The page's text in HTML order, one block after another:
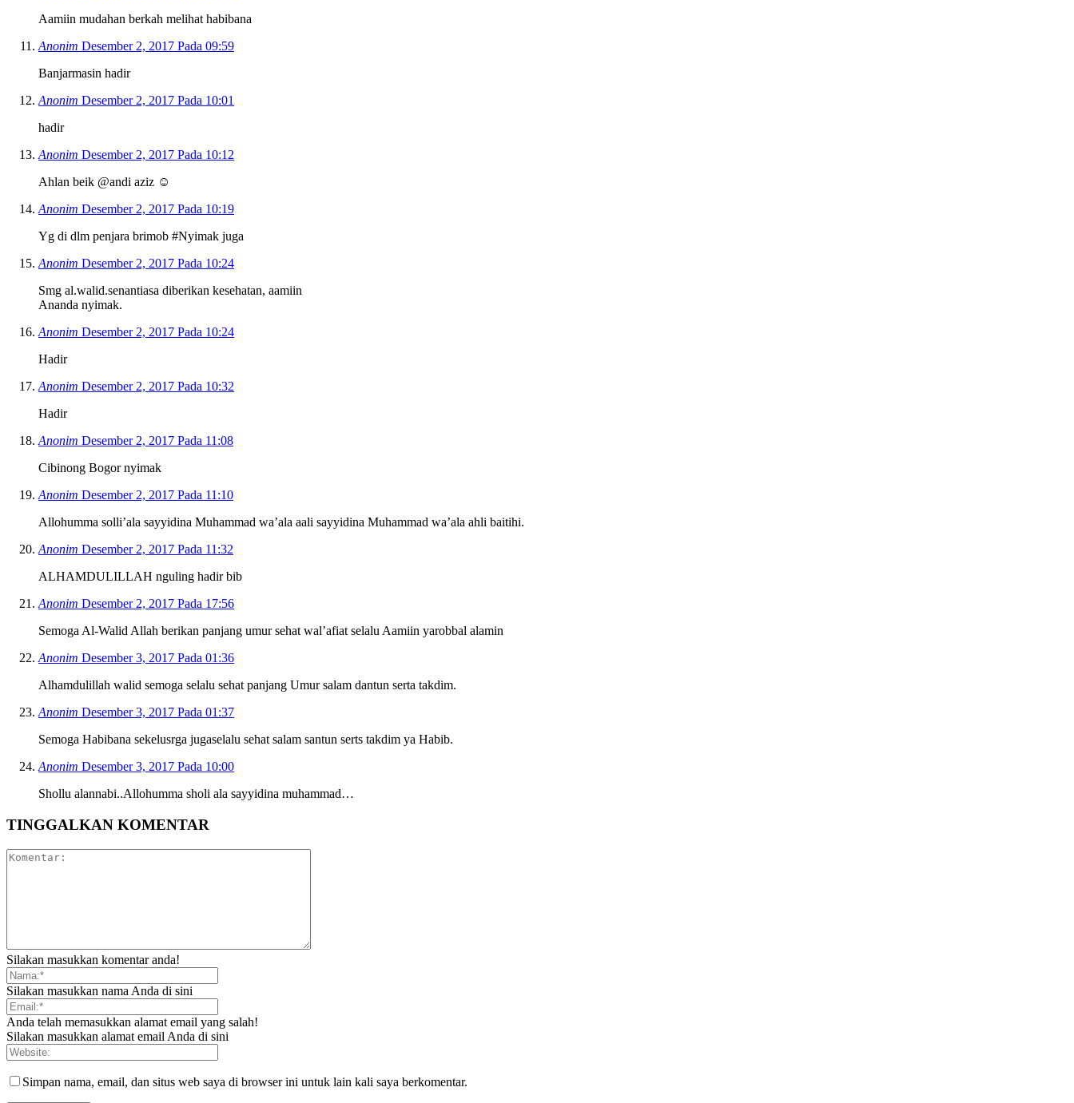
Aamiin mudahan berkah melihat habibana
Anonim Desember 2, 2017 Pada 09:59
Banjarmasin hadir
Anonim Desember 2, 2017 Pada 10:01
hadir
Anonim Desember 2, 2017 Pada 10:12
Ahlan beik @andi aziz ☺
Anonim Desember 2, 2017 Pada 10:19
Yg di dlm penjara brimob #Nyimak juga
Anonim Desember 2, 2017 Pada 10:24
Smg al.walid.senantiasa diberikan kesehatan, aamiin
Ananda nyimak.
Anonim Desember 2, 2017 Pada 10:24
Hadir
Anonim Desember 2, 2017 Pada 10:32
Hadir
Anonim Desember 2, 2017 Pada 11:08
Cibinong Bogor nyimak
Anonim Desember 2, 2017 Pada 11:10
Allohumma solli’ala sayyidina Muhammad wa’ala aali sayyidina Muhammad wa’ala ahli baitihi.
Anonim Desember 2, 2017 Pada 11:32
ALHAMDULILLAH nguling hadir bib
Anonim Desember 2, 2017 Pada 17:56
Semoga Al-Walid Allah berikan panjang umur sehat wal’afiat selalu Aamiin yarobbal alamin
Anonim Desember 3, 2017 Pada 01:36
Alhamdulillah walid semoga selalu sehat panjang Umur salam dantun serta takdim.
Anonim Desember 3, 2017 Pada 01:37
Semoga Habibana sekelusrga jugaselalu sehat salam santun serts takdim ya Habib.
Anonim Desember 3, 2017 Pada 10:00
Shollu alannabi..Allohumma sholi ala sayyidina muhammad…
TINGGALKAN KOMENTAR
Silakan masukkan komentar anda!
Silakan masukkan nama Anda di sini
Anda telah memasukkan alamat email yang salah!
Silakan masukkan alamat email Anda di sini
Simpan nama, email, dan situs web saya di browser ini untuk lain kali saya berkomentar.